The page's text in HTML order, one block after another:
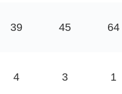
39 45 64
4 3 1